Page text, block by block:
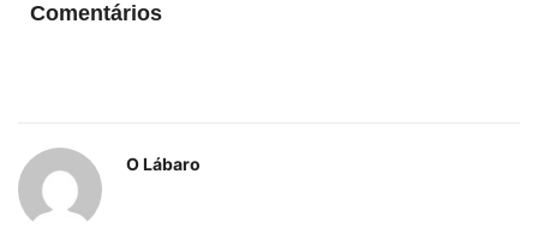
Comentários
O Lábaro